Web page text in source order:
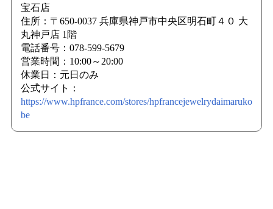
宝石店
住所：〒650-0037 兵庫県神戸市中央区明石町４０ 大
丸神戸店 1階
電話番号：078-599-5679
営業時間：10:00～20:00
休業日：元日のみ
公式サイト：
https://www.hpfrance.com/stores/hpfrancejewelrydaimaruko
be